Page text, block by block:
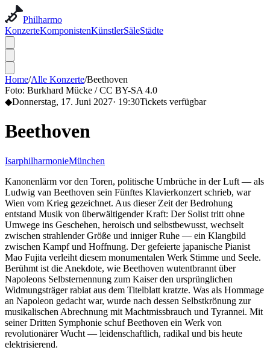
Philharmo
KonzerteKomponistenKünstlerSäleStädte
Home/Alle Konzerte/Beethoven
Foto: Burkhard Mücke / CC BY-SA 4.0
◆Donnerstag, 17. Juni 2027· 19:30Tickets verfügbar
Beethoven
IsarphilharmonieMünchen
Kanonenlärm vor den Toren, politische Umbrüche in der Luft — als
Ludwig van Beethoven sein Fünftes Klavierkonzert schrieb, war
Wien vom Krieg gezeichnet. Aus dieser Zeit der Bedrohung
entstand Musik von überwältigender Kraft: Der Solist tritt ohne
Umwege ins Geschehen, heroisch und selbstbewusst, wechselt
zwischen strahlender Größe und inniger Ruhe — ein Klangbild
zwischen Kampf und Hoffnung. Der gefeierte japanische Pianist
Mao Fujita verleiht diesem monumentalen Werk Stimme und Seele.
Berühmt ist die Anekdote, wie Beethoven wutentbrannt über
Napoleons Selbsternennung zum Kaiser den ursprünglichen
Widmungsträger rabiat aus dem Titelblatt kratzte. Was als Hommage
an Napoleon gedacht war, wurde nach dessen Selbstkrönung zur
musikalischen Abrechnung mit Machtmissbrauch und Tyrannei. Mit
seiner Dritten Symphonie schuf Beethoven ein Werk von
revolutionärer Wucht — leidenschaftlich, radikal und bis heute
elektrisierend.